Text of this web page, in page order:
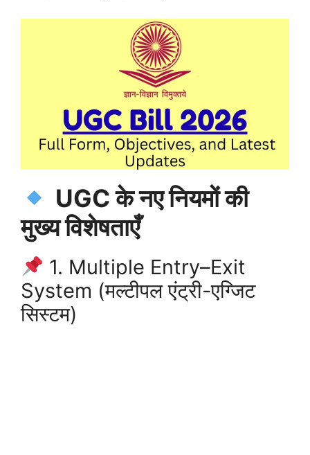
UGC के नए नियमों की
मुख्य विशेषताएँ
1. Multiple Entry–Exit
System (मल्टीपल एंट्री-एग्जिट
सिस्टम)